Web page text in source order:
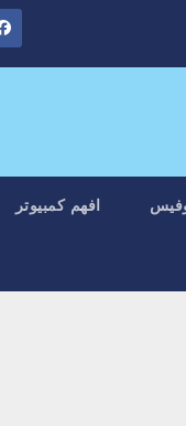
افهم كمبيوتر